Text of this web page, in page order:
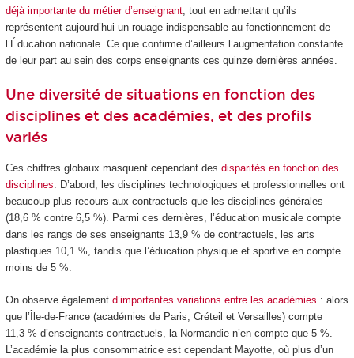
déjà importante du métier d’enseignant, tout en admettant qu’ils
représentent aujourd’hui un rouage indispensable au fonctionnement de
l’Éducation nationale. Ce que confirme d’ailleurs l’augmentation constante
de leur part au sein des corps enseignants ces quinze dernières années.
Une diversité de situations en fonction des
disciplines et des académies, et des profils
variés
Ces chiffres globaux masquent cependant des disparités en fonction des
disciplines. D’abord, les disciplines technologiques et professionnelles ont
beaucoup plus recours aux contractuels que les disciplines générales
(18,6 % contre 6,5 %). Parmi ces dernières, l’éducation musicale compte
dans les rangs de ses enseignants 13,9 % de contractuels, les arts
plastiques 10,1 %, tandis que l’éducation physique et sportive en compte
moins de 5 %.
On observe également d’importantes variations entre les académies : alors
que l’Île-de-France (académies de Paris, Créteil et Versailles) compte
11,3 % d’enseignants contractuels, la Normandie n’en compte que 5 %.
L’académie la plus consommatrice est cependant Mayotte, où plus d’un